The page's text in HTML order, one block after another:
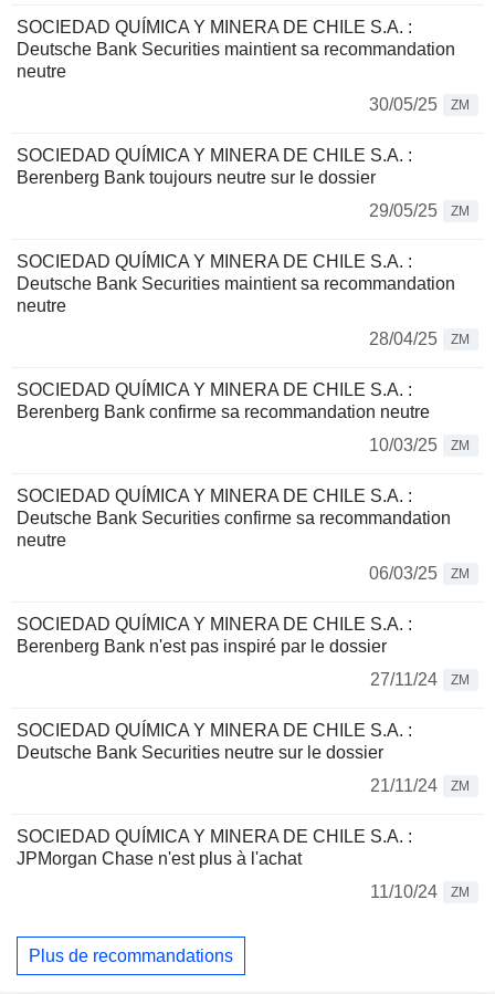
SOCIEDAD QUÍMICA Y MINERA DE CHILE S.A. :
Deutsche Bank Securities maintient sa recommandation
neutre
30/05/25
ZM
SOCIEDAD QUÍMICA Y MINERA DE CHILE S.A. :
Berenberg Bank toujours neutre sur le dossier
29/05/25
ZM
SOCIEDAD QUÍMICA Y MINERA DE CHILE S.A. :
Deutsche Bank Securities maintient sa recommandation
neutre
28/04/25
ZM
SOCIEDAD QUÍMICA Y MINERA DE CHILE S.A. :
Berenberg Bank confirme sa recommandation neutre
10/03/25
ZM
SOCIEDAD QUÍMICA Y MINERA DE CHILE S.A. :
Deutsche Bank Securities confirme sa recommandation
neutre
06/03/25
ZM
SOCIEDAD QUÍMICA Y MINERA DE CHILE S.A. :
Berenberg Bank n'est pas inspiré par le dossier
27/11/24
ZM
SOCIEDAD QUÍMICA Y MINERA DE CHILE S.A. :
Deutsche Bank Securities neutre sur le dossier
21/11/24
ZM
SOCIEDAD QUÍMICA Y MINERA DE CHILE S.A. :
JPMorgan Chase n'est plus à l'achat
11/10/24
ZM
Plus de recommandations